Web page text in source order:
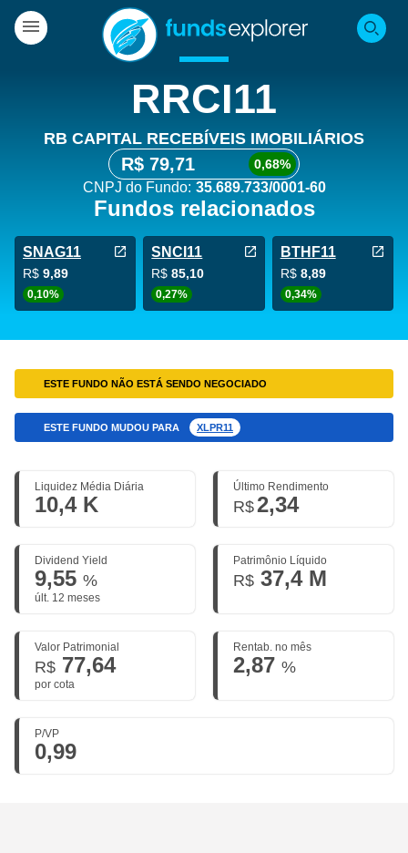
RRCI11
RB CAPITAL RECEBÍVEIS IMOBILIÁRIOS
R$ 79,71 0,68%
CNPJ do Fundo: 35.689.733/0001-60
Fundos relacionados
SNAG11
R$ 9,89
0,10%
SNCI11
R$85,10
0,27%
BTHF11
R$ 8,89
0,34%
ESTE FUNDO NÃO ESTÁ SENDO NEGOCIADO
ESTE FUNDO MUDOU PARA XLPR11
Liquidez Média Diária
10,4 K
Último Rendimento
R$2,34
Dividend Yield
9,55 %
últ. 12 meses
Patrimônio Líquido
R$ 37,4 M
Valor Patrimonial
R$ 77,64
por cota
Rentab. no mês
2,87 %
P/VP
0,99